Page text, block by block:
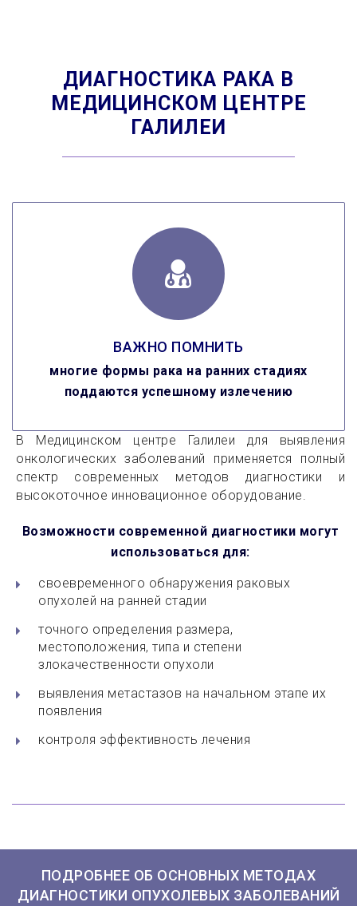
ДИАГНОСТИКА РАКА В
МЕДИЦИНСКОМ ЦЕНТРЕ
ГАЛИЛЕИ
ВАЖНО ПОМНИТЬ
многие формы рака на ранних стадиях
поддаются успешному излечению
В Медицинском центре Галилеи для выявления
онкологических заболеваний применяется полный
спектр современных методов диагностики и
высокоточное инновационное оборудование.
Возможности современной диагностики могут
использоваться для:
своевременного обнаружения раковых
опухолей на ранней стадии
точного определения размера,
местоположения, типа и степени
злокачественности опухоли
выявления метастазов на начальном этапе их
появления
контроля эффективность лечения
ПОДРОБНЕЕ ОБ ОСНОВНЫХ МЕТОДАХ
ДИАГНОСТИКИ ОПУХОЛЕВЫХ ЗАБОЛЕВАНИЙ